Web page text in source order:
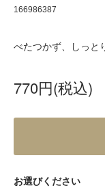
166986387
べたつかず、しっと
770円(税込)
お選びください